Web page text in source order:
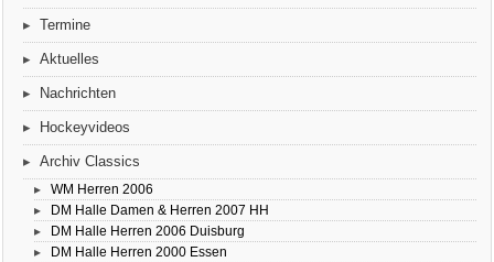
Termine
Aktuelles
Nachrichten
Hockeyvideos
Archiv Classics
WM Herren 2006
DM Halle Damen & Herren 2007 HH
DM Halle Herren 2006 Duisburg
DM Halle Herren 2000 Essen